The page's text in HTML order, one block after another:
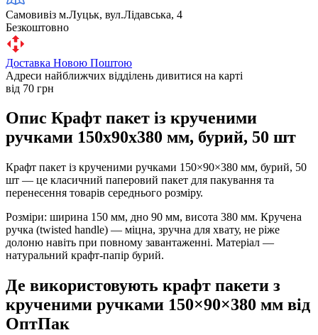
Самовивіз м.Луцьк, вул.Лідавська, 4
Безкоштовно
Доставка Новою Поштою
Адреси найближчих відділень дивитися на карті
від 70 грн
Опис Крафт пакет із крученими
ручками 150x90x380 мм, бурий, 50 шт
Крафт пакет із крученими ручками 150×90×380 мм, бурий, 50
шт — це класичний паперовий пакет для пакування та
перенесення товарів середнього розміру.
Розміри: ширина 150 мм, дно 90 мм, висота 380 мм. Кручена
ручка (twisted handle) — міцна, зручна для хвату, не ріже
долоню навіть при повному завантаженні. Матеріал —
натуральний крафт-папір бурий.
Де використовують крафт пакети з
крученими ручками 150×90×380 мм від
ОптПак